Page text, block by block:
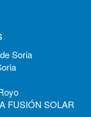
Soria
FUSIÓN SOLAR